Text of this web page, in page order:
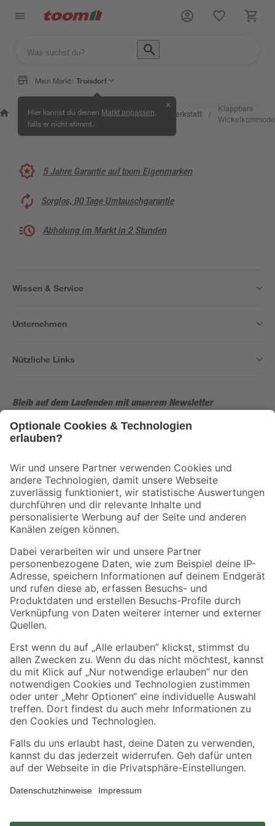
Mein Markt: Troisdorf
Hier kannst du deinen Markt anpassen
falls er nicht stimmt.
✕
Wissen &
Service
/
Selbermachen
& Ratgeber
/ Kreativwerkstatt /
Klappbare
Wickelkommode
5 Jahre Garantie auf toom Eigenmarken
Sorglos, 90 Tage Umtauschgarantie
Abholung im Markt in 2 Stunden
Wissen & Service
Unternehmen
Nützliche Links
Bleib auf dem Laufenden mit unserem Newsletter
Der toom Newsletter: Keine Angebote und Aktionen mehr verpassen!
Folge uns
Zahlungsarten Versandarten
Sicher einkaufen
Jetzt die toom-App herunterladen
Alle Preisangaben in EUR inkl. gesetzl. MwSt.. Die dargestellten Angebote sind unter
Umständen nicht in allen Märkten verfügbar. Die angegebenen Verfügbarkeiten beziehen
sich auf den unter "Mein Markt" ausgewählten toom Baumarkt. Alle Angebote und
*Paketversand ab 59 € versandkostenfrei, gilt nicht für Artikel mit Speditionsversand, hier
fallen zusätzliche Versandkosten an.